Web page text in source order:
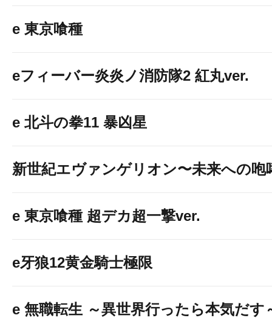
e 東京喰種
eフィーバー炎炎ノ消防隊2 紅丸ver.
e 北斗の拳11 暴凶星
新世紀エヴァンゲリオン〜未来への咆
e 東京喰種 超デカ超一撃ver.
e牙狼12黄金騎士極限
e 無職転生 ～異世界行ったら本気だす